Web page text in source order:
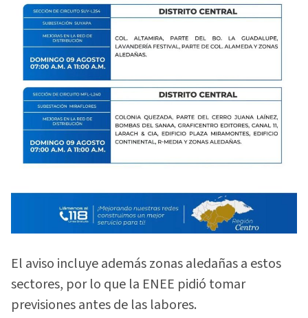
El aviso incluye además zonas aledañas a estos
sectores, por lo que la ENEE pidió tomar
previsiones antes de las labores.